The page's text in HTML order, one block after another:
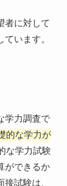
者に対して
います。
学力調査で
的な学力が
な学力試験
ができるか
試験は、